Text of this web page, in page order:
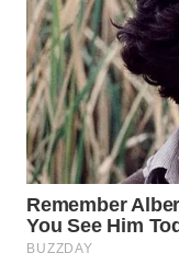
WN
CIREBON
WN
INDRAMAYU
WN
KUNINGAN